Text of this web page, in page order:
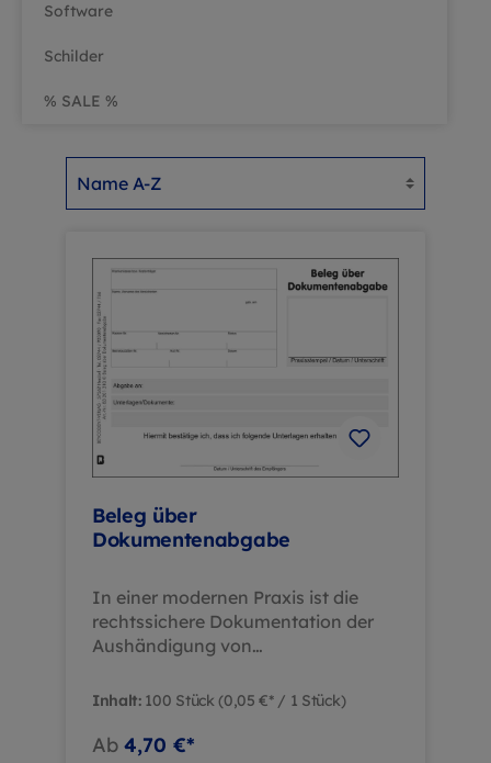
Software
Schilder
% SALE %
Beleg über
Dokumentenabgabe
In einer modernen Praxis ist die
rechtssichere Dokumentation der
Aushändigung von
Der "Beleg über
DIN A6-Format bietet eine
Inhalt: 100 Stück(0,05 €* / 1 Stück)
Ab 4,70 €*